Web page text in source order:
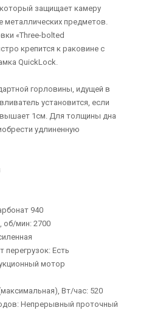
защищает камеру
металлических предметов.
«Three-bolted
крепится к раковине с
QuickLock.
горловины, идущей в
установится, если
1см. Для толщины дна
удлиненную
940
об/мин: 2700
перегрузок: Есть
мотор
Вт/час: 520
Непрерывный проточный